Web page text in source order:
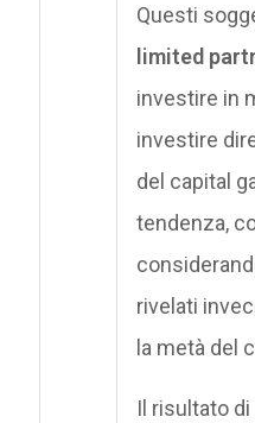
Questi
limited
investire in
investire
del capital
tendenza,
rivelati
la metà del
Il risultato